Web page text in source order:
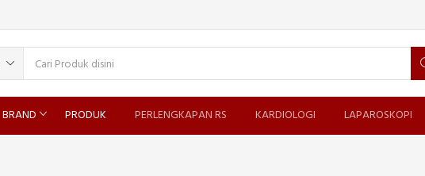
BRAND PRODUK PERLENGKAPAN RS KARDIOLOGI LAPAROSKOPI